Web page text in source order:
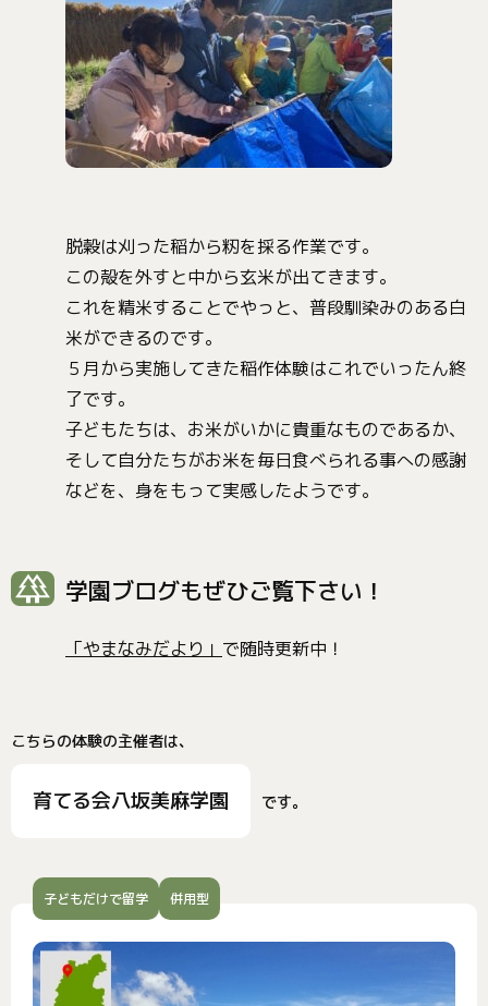
脱穀は刈った稲から籾を採る作業です。
この殻を外すと中から玄米が出てきます。
これを精米することでやっと、普段馴染みのある白
米ができるのです。
５月から実施してきた稲作体験はこれでいったん終
了です。
子どもたちは、お米がいかに貴重なものであるか、
そして自分たちがお米を毎日食べられる事への感謝
などを、身をもって実感したようです。
学園ブログもぜひご覧下さい！
「やまなみだより」 で随時更新中！
こちらの体験の主催者は、
育てる会八坂美麻学園 です。
子どもだけで留学 併用型